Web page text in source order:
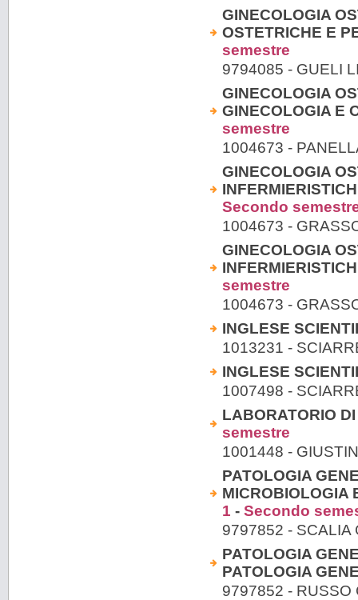
GINECOLOGIA
OSTETRICHE E
semestre
9794085 - GUELI
GINECOLOGIA
GINECOLOGIA E
semestre
1004673 -
GINECOLOGIA
Secondo
1004673 -
GINECOLOGIA
semestre
1004673 -
INGLESE
1013231 -
INGLESE
1007498 -
LABORATORIO
semestre
1001448 -
PATOLOGIA
MICROBIOLOGIA
1 - Secondo
9797852 - SCALIA
PATOLOGIA
PATOLOGIA
9797852 - RUSSO